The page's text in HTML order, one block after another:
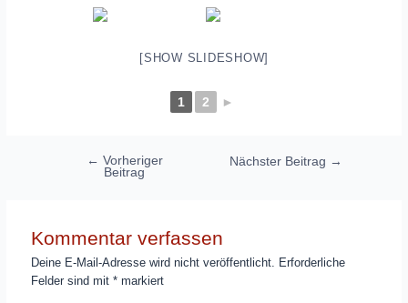
[SHOW SLIDESHOW]
1 2 ►
Beitragsnavigation
← Vorheriger
Beitrag
Nächster Beitrag →
Kommentar verfassen
Deine E-Mail-Adresse wird nicht veröffentlicht. Erforderliche
Felder sind mit* markiert